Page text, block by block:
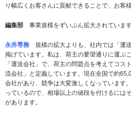
り幅広くお客さんに貢献できることで、お客
編集部 事業規模をずいぶん拡大されています
永井専務 規模の拡大よりも、社内では「運
掲げています。私は、荷主の要望通りに運ぶ
「運送会社」で、荷主の問題点を考えてコス
流会社」と定義しています。現在全国で約
会社があり、競争は大変激しくなっています
っているので、相場以上の値段を付けるには
があります。